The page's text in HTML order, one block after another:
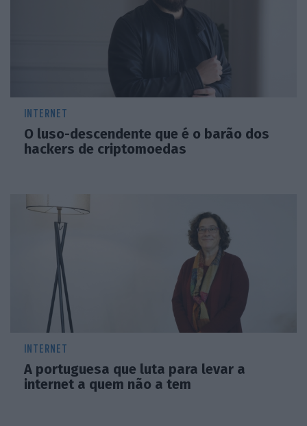
conta-nos em entrevista.
INTERNET
O luso-descendente que é o barão dos
hackers de criptomoedas
INTERNET
A portuguesa que luta para levar a
internet a quem não a tem